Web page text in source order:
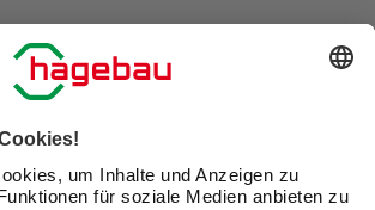
(beispielsweise für Dein Gartenhaus)
wie Terrassen oder Podeste
in Deinem Garten